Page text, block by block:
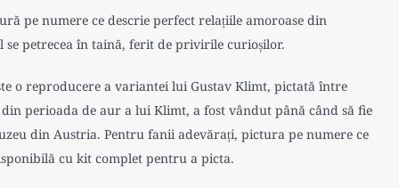
pe numere ce descrie perfect relațiile amoroase din
petrecea în taină, ferit de privirile curioșilor.
o reproducere a variantei lui Gustav Klimt, pictată între
perioada de aur a lui Klimt, a fost vândut până când să fie
din Austria. Pentru fanii adevărați, pictura pe numere ce
cu kit complet pentru a picta.